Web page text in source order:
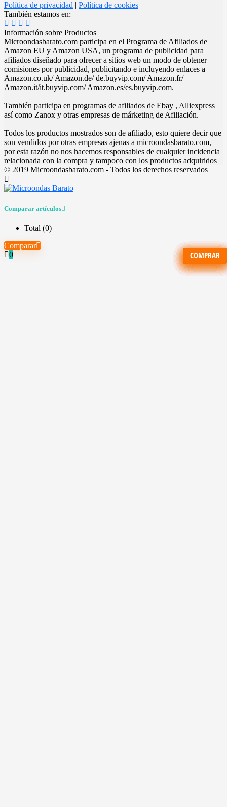
COMPRAR
COMPRAR
COMPRAR
COMPRAR
COMPRAR
COMPRAR
COMPRAR
COMPRAR
COMPRAR
COMPRAR
COMPRAR
COMPRAR
Política de privacidad
Política de cookies
También estamos en:
Información sobre Productos
Microondasbarato.com participa en el Programa de Afiliados de
Amazon EU y Amazon USA, un programa de publicidad para
afiliados diseñado para ofrecer a sitios web un modo de obtener
comisiones por publicidad, publicitando e incluyendo enlaces a
Amazon.co.uk/ Amazon.de/ de.buyvip.com/ Amazon.fr/
Amazon.it/it.buyvip.com/ Amazon.es/es.buyvip.com.
También participa en programas de afiliados de Ebay , Alliexpress
así como Zanox y otras empresas de márketing de Afiliación.
Todos los productos mostrados son de afiliado, esto quiere decir que
son vendidos por otras empresas ajenas a microondasbarato.com,
por esta razón no nos hacemos responsables de cualquier incidencia
relacionada con la compra y tampoco con los productos adquiridos
© 2019 Microondasbarato.com - Todos los derechos reservados
Comparar artículos
Total (0)
Comparar
0